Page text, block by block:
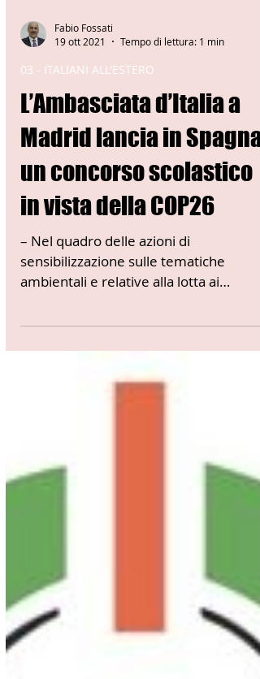
Fabio Fossati
19 ott 2021
Tempo di lettura: 1 min
03 - ITALIANI ALL'ESTERO
L’Ambasciata d’Italia a
Madrid lancia in Spagna
un concorso scolastico
– Nel quadro delle azioni di
ambientali e relative alla lotta ai